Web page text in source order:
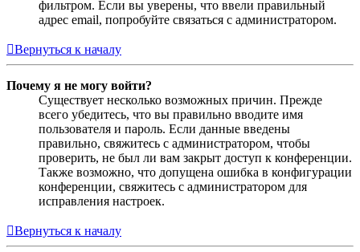
фильтром. Если вы уверены, что ввели правильный
адрес email, попробуйте связаться с администратором.
Вернуться к началу
Почему я не могу войти?
Существует несколько возможных причин. Прежде
всего убедитесь, что вы правильно вводите имя
пользователя и пароль. Если данные введены
правильно, свяжитесь с администратором, чтобы
проверить, не был ли вам закрыт доступ к конференции.
Также возможно, что допущена ошибка в конфигурации
конференции, свяжитесь с администратором для
исправления настроек.
Вернуться к началу